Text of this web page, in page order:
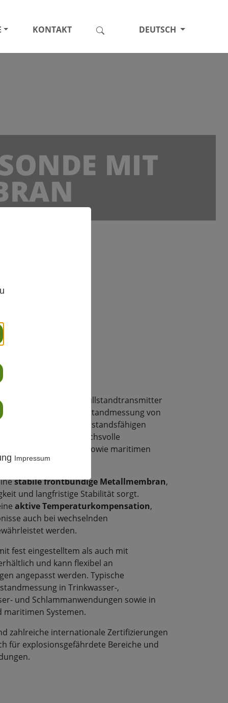
Impressum
KONTAKT DEUTSCH
MIT
ist ein robuster Füllstandtransmitter
zur präzisen Füllstandmessung von
. Dank ihrer widerstandsfähigen
ideal für anspruchsvolle
Industrieanlagen sowie maritimen
stabile frontbündige Metallmembran,
und langfristige Stabilität sorgt.
aktive Temperaturkompensation,
auch bei wechselnden
werden.
fest eingestelltem als auch mit
und kann flexibel an
angepasst werden. Typische
in Trinkwasser-,
und Schlammanwendungen sowie in
Systemen.
zahlreiche internationale Zertifizierungen
für explosionsgefährdete Bereiche und